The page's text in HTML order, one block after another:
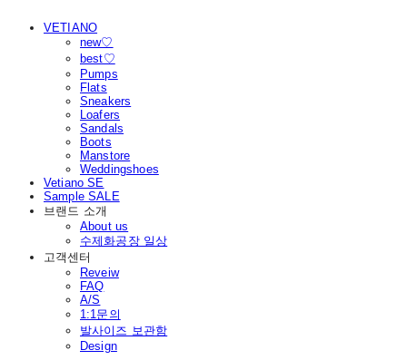
VETIANO
new♡
best♡
Pumps
Flats
Sneakers
Loafers
Sandals
Boots
Manstore
Weddingshoes
Vetiano SE
Sample SALE
브랜드 소개
About us
수제화공장 일상
고객센터
Reveiw
FAQ
A/S
1:1문의
발사이즈 보관함
Design